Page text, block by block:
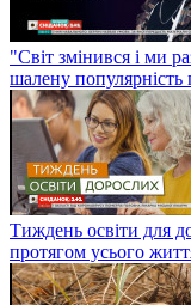
"Світ змінився і ми
шалену популярність
Тиждень освіти для
протягом усього